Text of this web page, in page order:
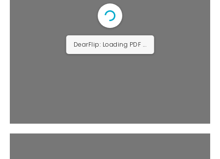
DearFlip: Loading PDF 100%
...